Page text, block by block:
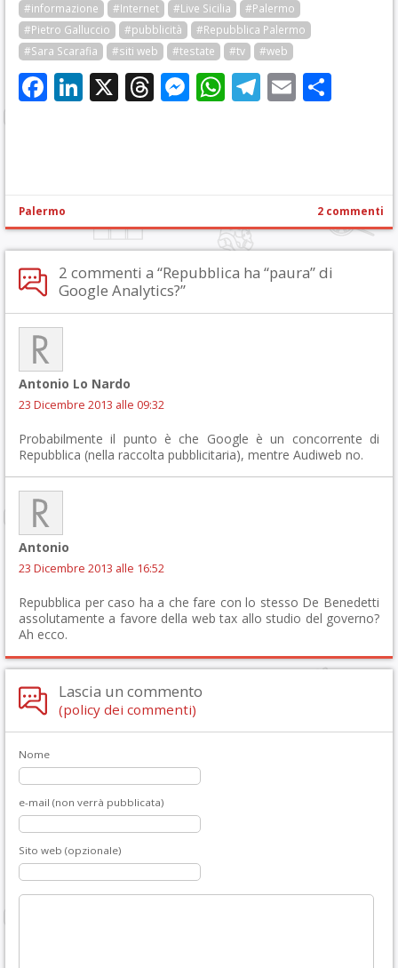
#informazione
#Internet #Live Sicilia
#Palermo
#Pietro Galluccio
#pubblicità
#Repubblica Palermo
#Sara Scarafia
#siti web #testate #tv #web
Facebook
LinkedIn
X Threads
Messenger
WhatsApp
Telegram
Email
Palermo 2 commenti
2 commenti a “Repubblica ha “paura” di
Google Analytics?”
Antonio Lo Nardo
23 Dicembre 2013 alle 09:32
Probabilmente il punto è che Google è un concorrente di
Repubblica (nella raccolta pubblicitaria), mentre Audiweb no.
Antonio
23 Dicembre 2013 alle 16:52
Repubblica per caso ha a che fare con lo stesso De Benedetti
assolutamente a favore della web tax allo studio del governo?
Ah ecco.
Lascia un commento
(policy dei commenti)
Nome
e-mail (non verrà pubblicata)
Sito web (opzionale)